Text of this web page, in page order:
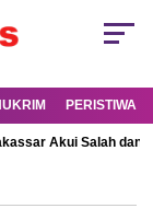
PERISTIWA
Akui Salah dan